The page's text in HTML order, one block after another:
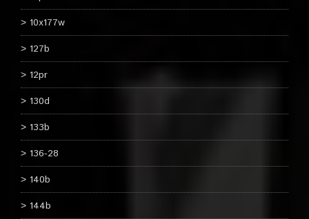
10x177w
127b
12pr
130d
133b
136-28
140b
144b